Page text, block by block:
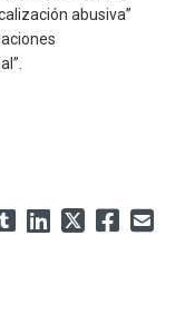
abusiva”